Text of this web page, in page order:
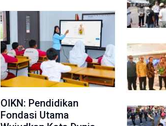
OIKN: Pendidikan
Fondasi Utama